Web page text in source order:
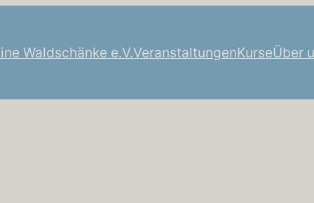
Waldschänke e.V.VeranstaltungenKurseÜber